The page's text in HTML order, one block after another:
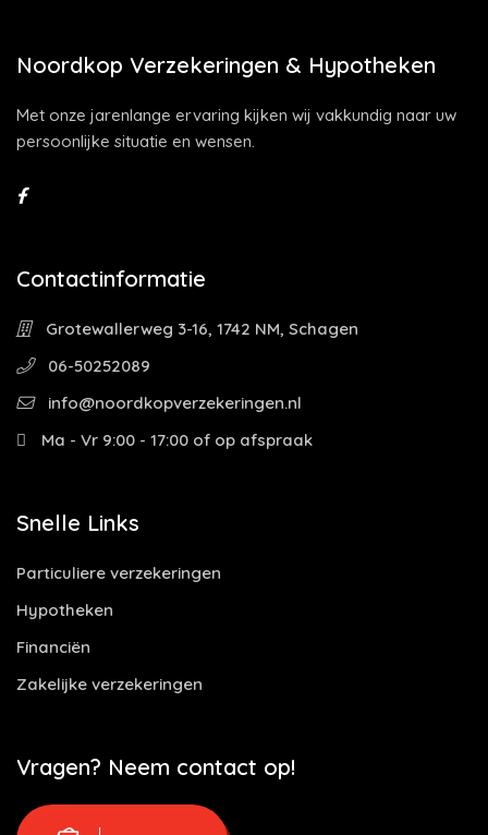
Noordkop Verzekeringen & Hypotheken
Met onze jarenlange ervaring kijken wij vakkundig naar uw
persoonlijke situatie en wensen.
Contactinformatie
Grotewallerweg 3-16, 1742 NM, Schagen
06-50252089
info@noordkopverzekeringen.nl
Ma - Vr 9:00 - 17:00 of op afspraak
Snelle Links
Particuliere verzekeringen
Hypotheken
Financiën
Zakelijke verzekeringen
Vragen? Neem contact op!